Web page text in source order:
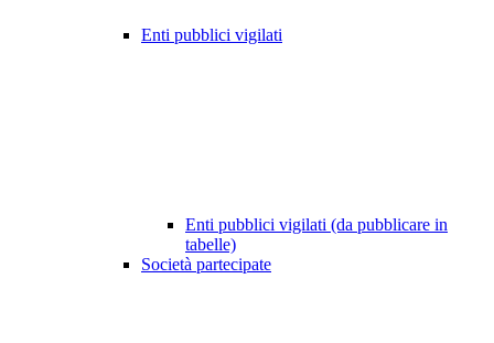
Enti pubblici vigilati
Enti pubblici vigilati (da pubblicare in
tabelle)
Società partecipate